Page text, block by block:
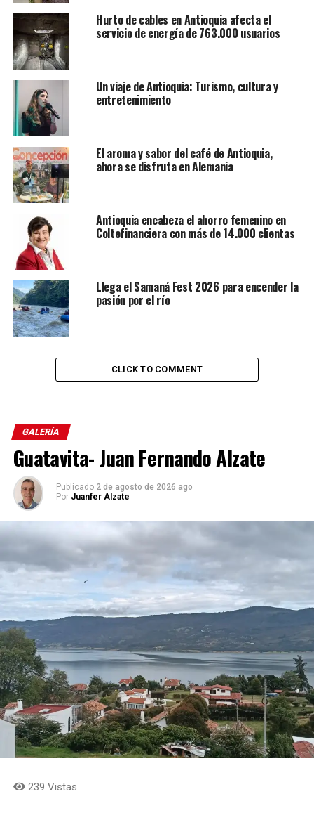
Hurto de cables en Antioquia afecta el
servicio de energía de 763.000 usuarios
Un viaje de Antioquia: Turismo, cultura y
entretenimiento
El aroma y sabor del café de Antioquia,
ahora se disfruta en Alemania
Antioquia encabeza el ahorro femenino en
Coltefinanciera con más de 14.000 clientas
Llega el Samaná Fest 2026 para encender la
pasión por el río
CLICK TO COMMENT
GALERÍA
Guatavita- Juan Fernando Alzate
Publicado 2 de agosto de 2026 ago
Por Juanfer Alzate
239 Vistas